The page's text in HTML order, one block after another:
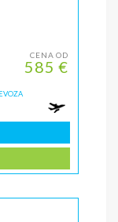
CENA OD
585 €